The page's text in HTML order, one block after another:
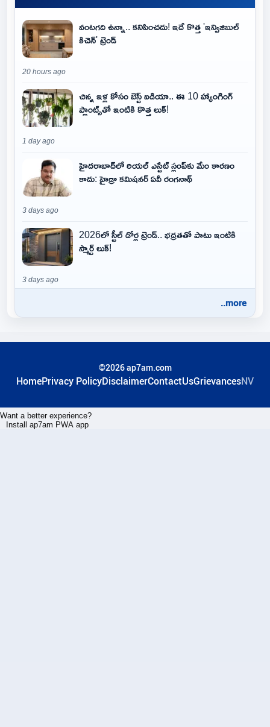
వంటగది ఉన్నా.. కనిపించదు! ఇదే కొత్త 'ఇన్విజిబుల్
కిచెన్' ట్రెండ్
20 hours ago
చిన్న ఇళ్ల కోసం బెస్ట్ ఐడియా.. ఈ 10 హ్యాంగింగ్
ప్లాంట్స్‌తో ఇంటికి కొత్త లుక్!
1 day ago
హైదరాబాద్‌లో రియల్ ఎస్టేట్ స్లంప్‌కు మేం కారణం
కాదు: హైడ్రా కమిషనర్ ఏవీ రంగనాథ్
3 days ago
2026లో స్టీల్ డోర్ల ట్రెండ్.. భద్రతతో పాటు ఇంటికి
స్మార్ట్ లుక్!
3 days ago
..more
©2026 ap7am.com
HomePrivacy PolicyDisclaimerContactUsGrievancesNV
Want a better experience?
Install ap7am PWA app